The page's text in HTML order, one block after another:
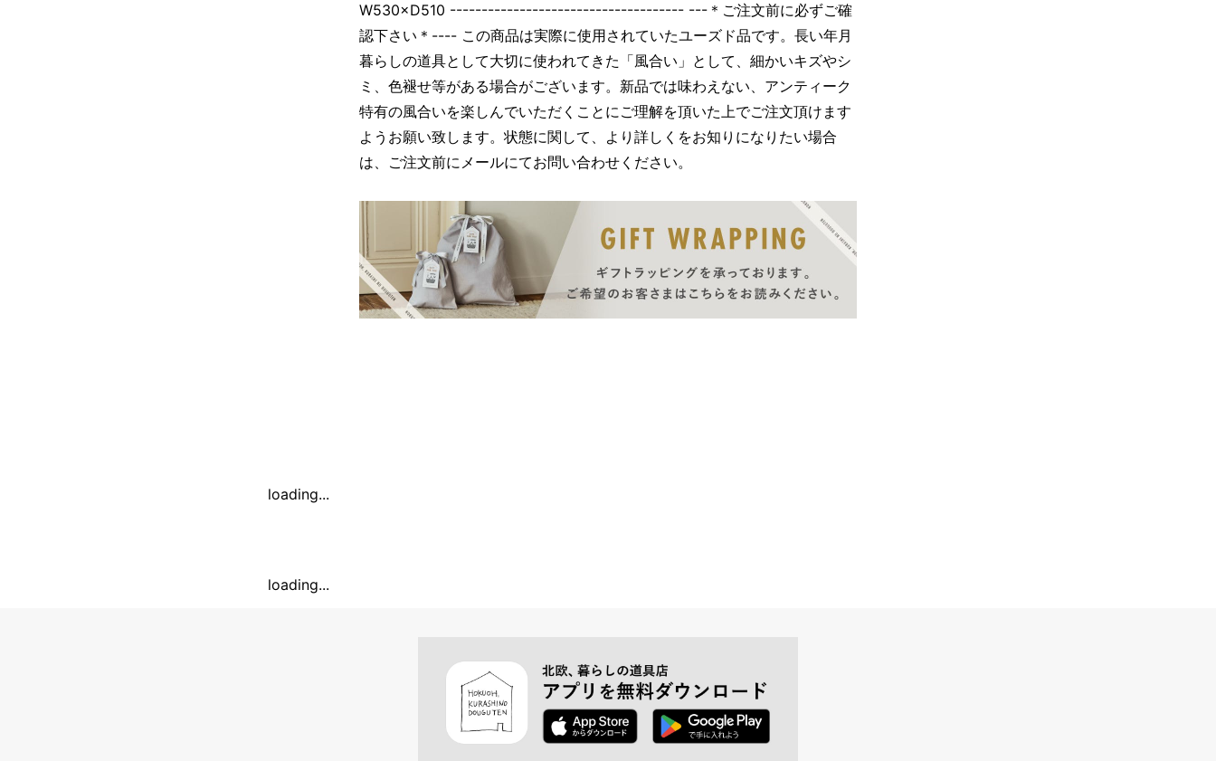
W530×D510 ------------------------------------- ---＊ご注文前に必ずご確
認下さい＊---- この商品は実際に使用されていたユーズド品です。長い年月
暮らしの道具として大切に使われてきた「風合い」として、細かいキズやシ
ミ、色褪せ等がある場合がございます。新品では味わえない、アンティーク
特有の風合いを楽しんでいただくことにご理解を頂いた上でご注文頂けます
ようお願い致します。状態に関して、より詳しくをお知りになりたい場合
は、ご注文前にメールにてお問い合わせください。
loading...
loading...